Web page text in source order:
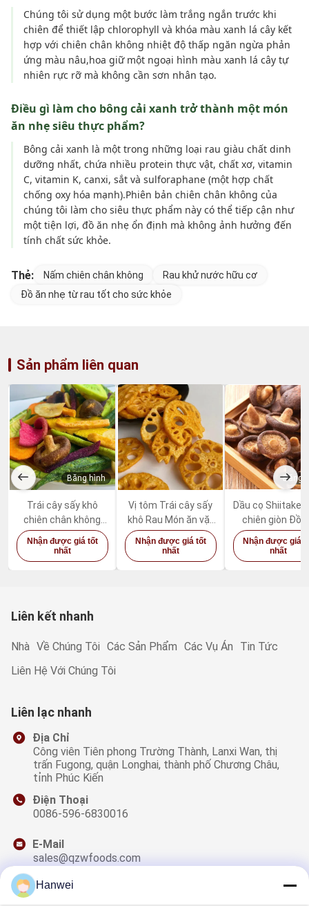
Chúng tôi sử dụng một bước làm trắng ngắn trước khi
chiên để thiết lập chlorophyll và khóa màu xanh lá cây kết
hợp với chiên chân không nhiệt độ thấp ngăn ngừa phản
ứng màu nâu,hoa giữ một ngoại hình màu xanh lá cây tự
nhiên rực rỡ mà không cần sơn nhân tạo.
Điều gì làm cho bông cải xanh trở thành một món
ăn nhẹ siêu thực phẩm?
Bông cải xanh là một trong những loại rau giàu chất dinh
dưỡng nhất, chứa nhiều protein thực vật, chất xơ, vitamin
C, vitamin K, canxi, sắt và sulforaphane (một hợp chất
chống oxy hóa mạnh).Phiên bản chiên chân không của
chúng tôi làm cho siêu thực phẩm này có thể tiếp cận như
một tiện lợi, đồ ăn nhẹ ổn định mà không ảnh hưởng đến
tính chất sức khỏe.
Thẻ: Nấm chiên chân không
Rau khử nước hữu cơ
Đồ ăn nhẹ từ rau tốt cho sức khỏe
Sản phẩm liên quan
Băng hình
Trái cây sấy khô
chiên chân không
Rau hỗn hợp Đồ ăn
nhẹ hữu cơ tốt cho
sức khỏe
Nhận được giá tốt
nhất
Vị tôm Trái cây sấy
khô Rau Món ăn vặt
củ sen cay
Nhận được giá tốt
nhất
Băng
Dầu cọ Shiitake
chiên giòn Đồ
nhẹ rau củ tốt
sức khỏe
Nhận được giá
nhất
Liên kết nhanh
Nhà Về Chúng Tôi Các Sản Phẩm Các Vụ Án
Tin Tức
Liên Hệ Với Chúng Tôi
Liên lạc nhanh
Địa Chỉ
Công viên Tiên phong Trường Thành, Lanxi Wan, thị
trấn Fugong, quận Longhai, thành phố Chương Châu,
tỉnh Phúc Kiến
Điện Thoại
0086-596-6830016
E-Mail
sales@qzwfoods.com
Hanwei